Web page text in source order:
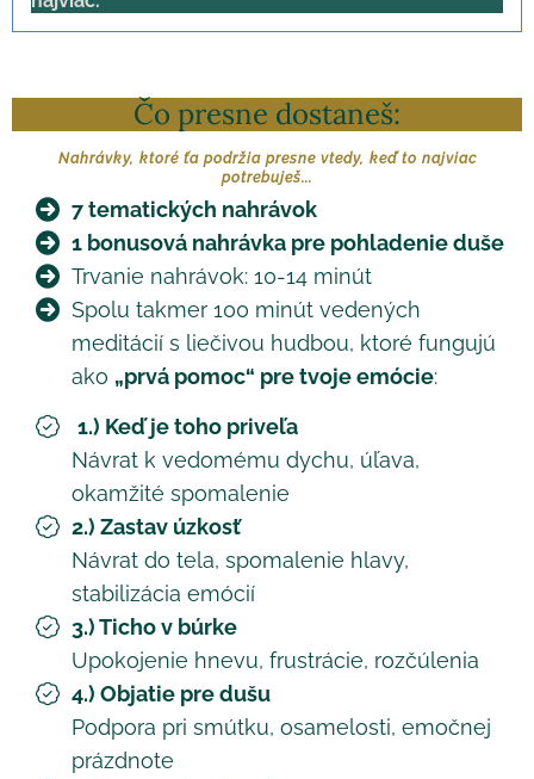
Čo presne dostaneš:
Nahrávky, ktoré ťa podržia presne vtedy, keď to najviac
potrebuješ...
7 tematických nahrávok
1 bonusová nahrávka pre pohladenie duše
Trvanie nahrávok: 10-14 minút
Spolu takmer 100 minút vedených
meditácií s liečivou hudbou, ktoré fungujú
ako „prvá pomoc“ pre tvoje emócie:
1.) Keď je toho priveľa
Návrat k vedomému dychu, úľava,
okamžité spomalenie
2.) Zastav úzkosť
Návrat do tela, spomalenie hlavy,
stabilizácia emócií
3.) Ticho v búrke
Upokojenie hnevu, frustrácie, rozčúlenia
4.) Objatie pre dušu
Podpora pri smútku, osamelosti, emočnej
prázdnote